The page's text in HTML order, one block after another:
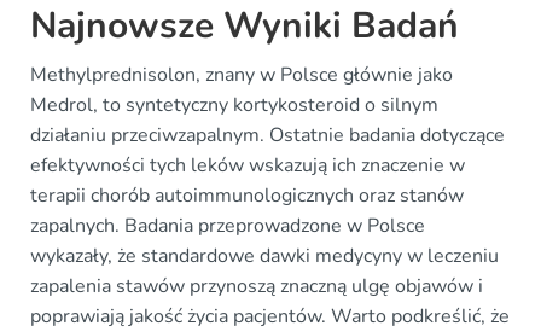
Najnowsze Wyniki Badań
Methylprednisolon, znany w Polsce głównie jako
Medrol, to syntetyczny kortykosteroid o silnym
działaniu przeciwzapalnym. Ostatnie badania dotyczące
efektywności tych leków wskazują ich znaczenie w
terapii chorób autoimmunologicznych oraz stanów
zapalnych. Badania przeprowadzone w Polsce
wykazały, że standardowe dawki medycyny w leczeniu
zapalenia stawów przynoszą znaczną ulgę objawów i
poprawiają jakość życia pacjentów. Warto podkreślić, że